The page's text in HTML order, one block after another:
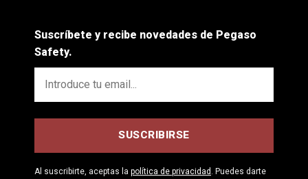
Suscríbete y recibe novedades de Pegaso
Safety.
Al suscribirte, aceptas la política de privacidad . Puedes darte